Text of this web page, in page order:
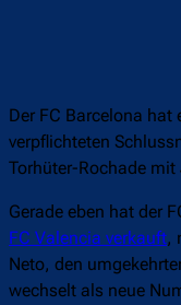
Der FC Barcelona hat
verpflichteten
Torhüter-Rochade
Gerade eben hat der
FC Valencia verkauft,
Neto, den
wechselt als neue